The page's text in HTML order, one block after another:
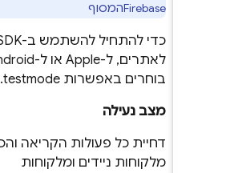
Firebaseהמסוף
כדי להתחיל להשתמש ב-SDK
לאתרים, ל-Apple או ל-Android,
בוחרים באפשרות testmode.
מצב נעילה
דחיית כל פעולות הקריאה והכתיבה
מלקוחות ניידים ומלקוחות